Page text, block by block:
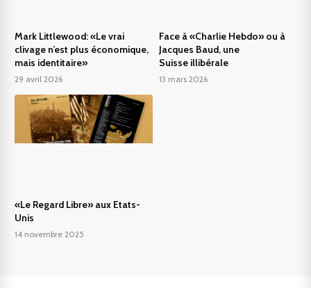
Mark Littlewood: «Le vrai
clivage n’est plus économique,
mais identitaire»
29 avril 2026
Face à «Charlie Hebdo» ou à
Jacques Baud, une
Suisse illibérale
13 mars 2026
«Le Regard Libre» aux Etats-
Unis
14 novembre 2025